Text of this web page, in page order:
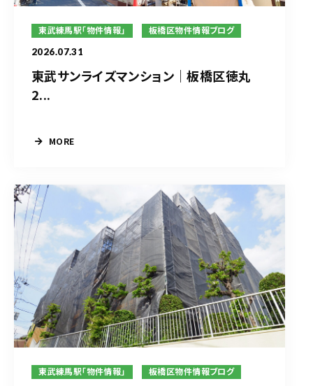
東武練馬駅「物件情報」 板橋区物件情報ブログ
2026.07.31
東武サンライズマンション｜板橋区徳丸
2...
MORE
東武練馬駅「物件情報」 板橋区物件情報ブログ